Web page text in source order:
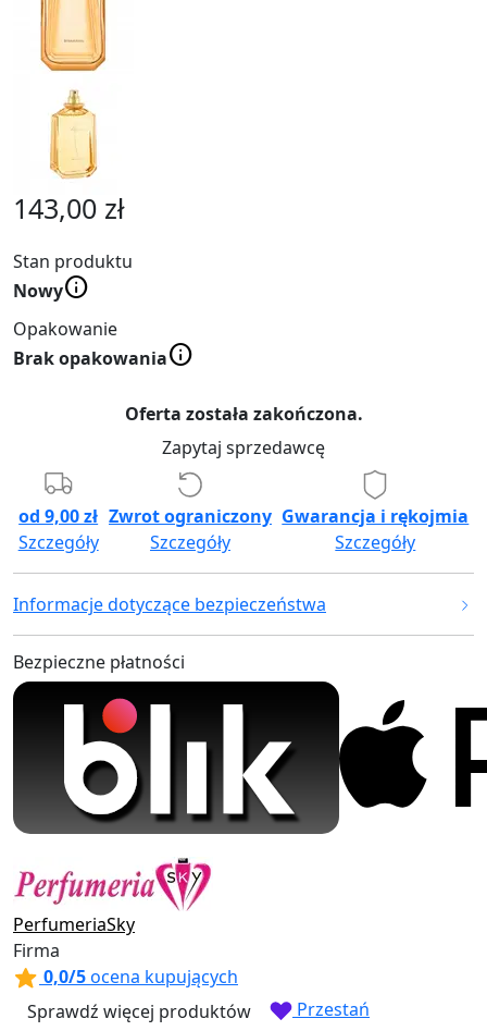
143,00 zł
Stan produktu
Nowyinfo
Opakowanie
Brak opakowaniainfo
Oferta została zakończona.
Zapytaj sprzedawcę
od 9,00 zł
Szczegóły
Zwrot ograniczony
Szczegóły
Gwarancja i rękojmia
Szczegóły
Informacje dotyczące bezpieczeństwa
Bezpieczne płatności
PerfumeriaSky
Firma
0,0/5ocena kupujących
Sprawdź więcej produktów
Przestań